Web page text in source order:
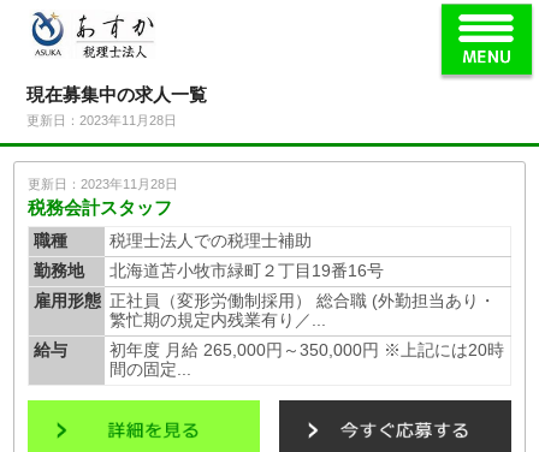
現在募集中の求人一覧
更新日：2023年11月28日
更新日：2023年11月28日
税務会計スタッフ
職種
税理士法人での税理士補助
勤務地
北海道苫小牧市緑町２丁目19番16号
雇用形態 正社員（変形労働制採用） 総合職 (外勤担当あり・
繁忙期の規定内残業有り／...
給与
初年度 月給 265,000円～350,000円 ※上記には20時
間の固定...